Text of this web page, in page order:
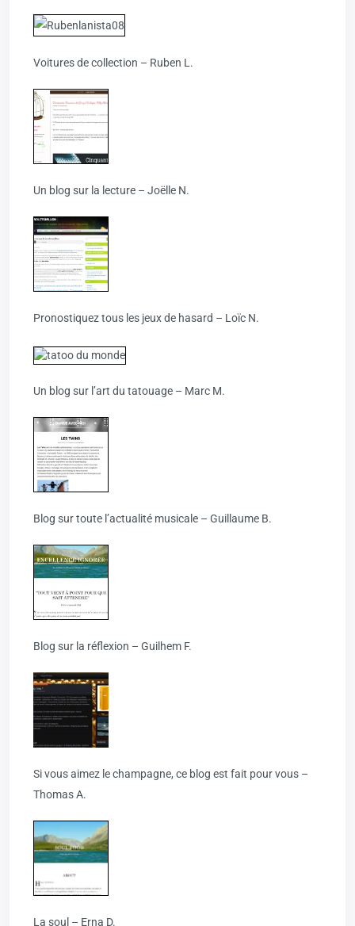
Voitures de collection – Ruben L.
Un blog sur la lecture – Joëlle N.
Pronostiquez tous les jeux de hasard – Loïc N.
Un blog sur l’art du tatouage – Marc M.
Blog sur toute l’actualité musicale – Guillaume B.
Blog sur la réflexion – Guilhem F.
Si vous aimez le champagne, ce blog est fait pour vous –
Thomas A.
La soul – Erna D.